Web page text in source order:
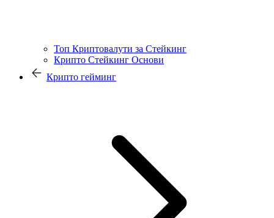
Топ Криптовалути за Стейкинг
Крипто Стейкинг Основи
Крипто гейминг